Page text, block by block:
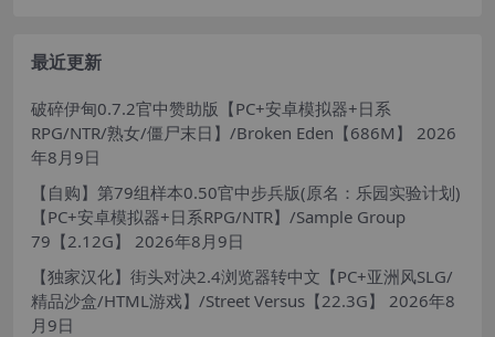
最近更新
破碎伊甸0.7.2官中赞助版【PC+安卓模拟器+日系
RPG/NTR/熟女/僵尸末日】/Broken Eden【686M】
2026
年8月9日
【自购】第79组样本0.50官中步兵版(原名：乐园实验计划)
【PC+安卓模拟器+日系RPG/NTR】/Sample Group
79【2.12G】
2026年8月9日
【独家汉化】街头对决2.4浏览器转中文【PC+亚洲风SLG/
精品沙盒/HTML游戏】/Street Versus【22.3G】
2026年8
月9日